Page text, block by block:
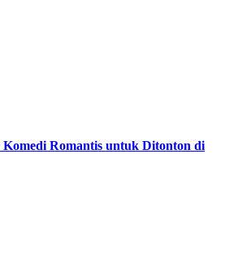
Romantis untuk Ditonton di